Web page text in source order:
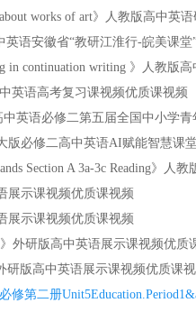
works of art》人教版高中英
英语安徽省“教研江淮行-皖美课
in continuation writing 》人教版
英语高考复习课视频优质课视频
英语必修二第五届全国中小学
版必修二高中英语AI赋能智慧课
Section A 3a-3c Reading》
展示课视频优质课视频
展示课视频优质课视频
外研版高中英语展示课视频优质
研版高中英语展示课视频优质课
修第二册